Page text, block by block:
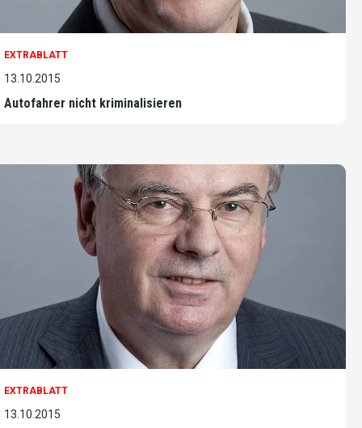
EXTRABLATT
13.10.2015
Autofahrer nicht kriminalisieren
EXTRABLATT
13.10.2015